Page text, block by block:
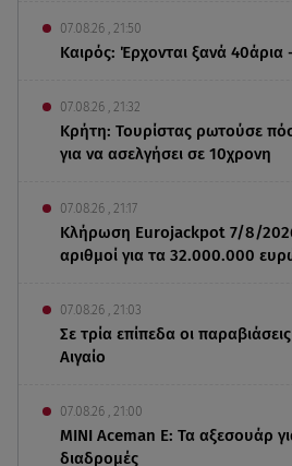
07.08.26 , 21:50
Καιρός: Έρχονται ξανά 40άρια
07.08.26 , 21:32
Κρήτη: Τουρίστας ρωτούσε
για να ασελγήσει σε 10χρονη
07.08.26 , 21:17
Κλήρωση Eurojackpot 7/8/
αριθμοί για τα 32.000.000
07.08.26 , 21:03
Σε τρία επίπεδα οι
Αιγαίο
07.08.26 , 21:00
MINI Aceman E: Τα αξεσουάρ
διαδρομές